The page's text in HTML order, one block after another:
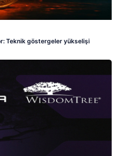
Teknik göstergeler yükselişi